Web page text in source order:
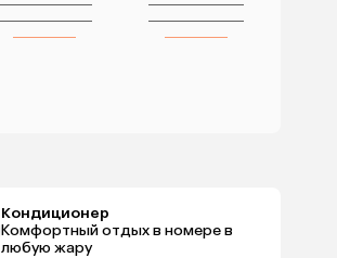
Кондиционер
Комфортный отдых в номере в
любую жару